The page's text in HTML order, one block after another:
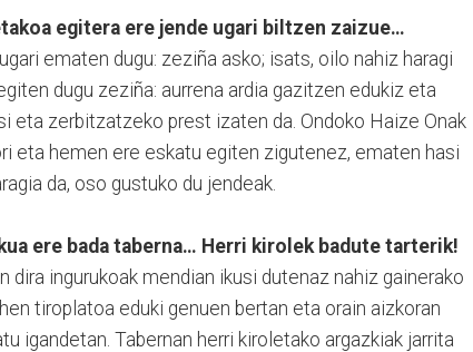
egitera ere jende ugari biltzen zaizue…
ematen dugu: zeziña asko; isats, oilo nahiz haragi
dugu zeziña: aurrena ardia gazitzen edukiz eta
eta zerbitzatzeko prest izaten da. Ondoko Haize Onak
eta hemen ere eskatu egiten zigutenez, ematen hasi
da, oso gustuko du jendeak.
ere bada taberna… Herri kirolek badute tarterik!
dira ingurukoak mendian ikusi dutenaz nahiz gainerako
tiroplatoa eduki genuen bertan eta orain aizkoran
igandetan. Tabernan herri kiroletako argazkiak jarrita